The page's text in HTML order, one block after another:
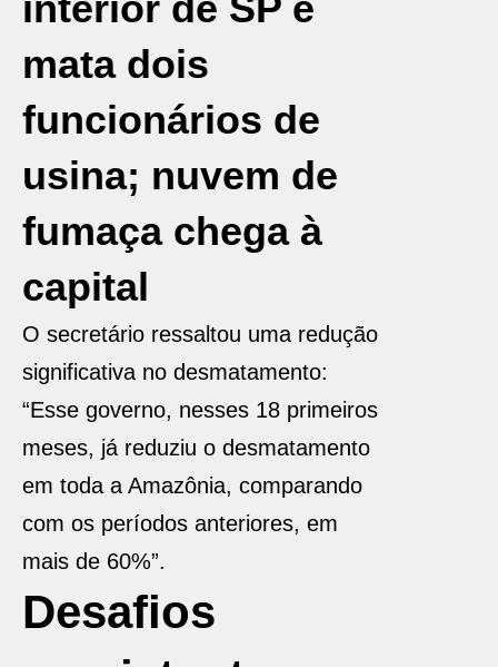
mata dois
funcionários de
usina; nuvem de
fumaça chega à
capital
O secretário ressaltou uma redução
significativa no desmatamento:
“Esse governo, nesses 18 primeiros
meses, já reduziu o desmatamento
em toda a Amazônia, comparando
com os períodos anteriores, em
mais de 60%”.
Desafios